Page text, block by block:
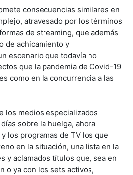
consecuencias similares en
atravesado por los términos
de streaming, que además
de achicamiento y
escenario que todavía no
que la pandemia de Covid-19
como en la concurrencia a las
los medios especializados
sobre la huelga, ahora
los programas de TV los que
en la situación, una lista en la
y aclamados títulos que, sea en
o ya con los sets activos,